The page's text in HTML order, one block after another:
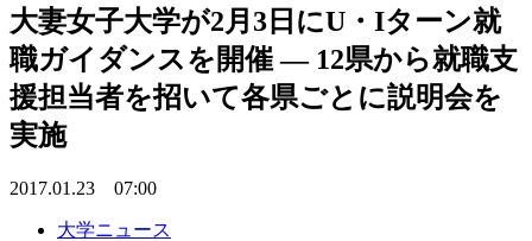
大妻女子大学が2月3日にU・Iターン就
職ガイダンスを開催 — 12県から就職支
援担当者を招いて各県ごとに説明会を
実施
2017.01.23 07:00
大学ニュース